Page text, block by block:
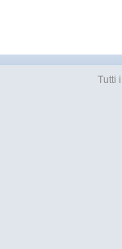
Tutti